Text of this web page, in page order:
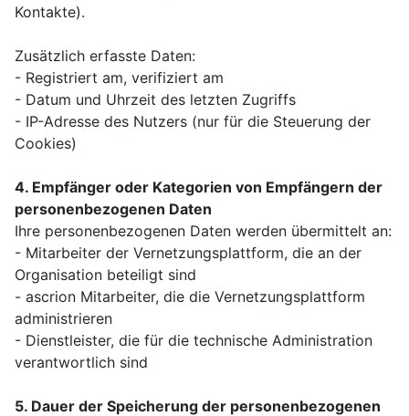
Kontakte).
Zusätzlich erfasste Daten:
- Registriert am, verifiziert am
- Datum und Uhrzeit des letzten Zugriffs
- IP-Adresse des Nutzers (nur für die Steuerung der
Cookies)
4. Empfänger oder Kategorien von Empfängern der
personenbezogenen Daten
Ihre personenbezogenen Daten werden übermittelt an:
- Mitarbeiter der Vernetzungsplattform, die an der
Organisation beteiligt sind
- ascrion Mitarbeiter, die die Vernetzungsplattform
administrieren
- Dienstleister, die für die technische Administration
verantwortlich sind
5. Dauer der Speicherung der personenbezogenen